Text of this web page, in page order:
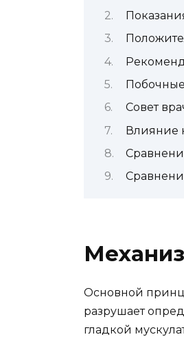
Совет
Влияние
Основной
разрушает
гладкой